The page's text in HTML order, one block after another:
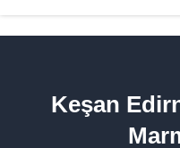
Keşan